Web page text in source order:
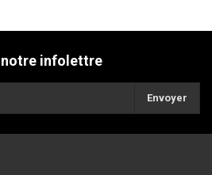
notre infolettre
Envoyer